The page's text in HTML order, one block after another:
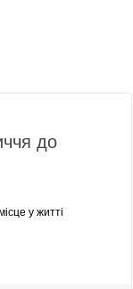
до
у житті